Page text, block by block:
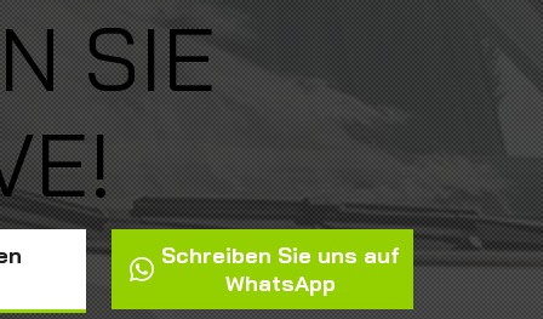
SIE
Schreiben Sie uns auf
WhatsApp